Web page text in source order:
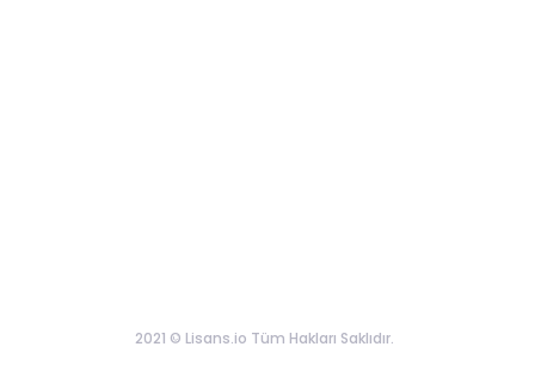
2021 © Lisans.io Tüm Hakları Saklıdır.